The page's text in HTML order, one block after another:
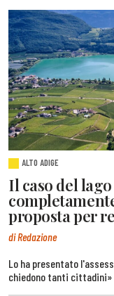
ALTO ADIGE
Il caso del
proposta per
di Redazione
Lo ha presentato
chiedono tanti cittadini»